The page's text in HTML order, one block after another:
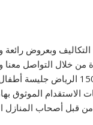
وبعروض
من خلال التواصل
الحصول على جليسة اطفال بالدمام حى
الموثوق
قبل أصحاب المنازل